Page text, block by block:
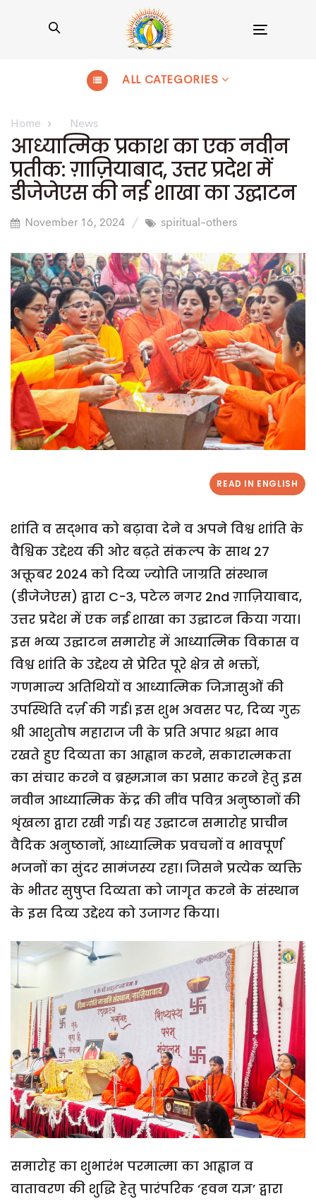
ALL CATEGORIES
Home News
आध्यात्मिक प्रकाश का एक नवीन
प्रतीक: ग़ाज़ियाबाद, उत्तर प्रदेश में
डीजेजेएस की नई शाखा का उद्घाटन
November 16, 2024 spiritual-others
READ IN ENGLISH
शांति व सद्भाव को बढ़ावा देने व अपने विश्व शांति के
वैश्विक उद्देश्य की ओर बढ़ते संकल्प के साथ 27
अक्तूबर 2024 को दिव्य ज्योति जाग्रति संस्थान
(डीजेजेएस) द्वारा C-3, पटेल नगर 2nd ग़ाज़ियाबाद,
उत्तर प्रदेश में एक नई शाखा का उद्घाटन किया गया।
इस भव्य उद्घाटन समारोह में आध्यात्मिक विकास व
विश्व शांति के उद्देश्य से प्रेरित पूरे क्षेत्र से भक्तों,
गणमान्य अतिथियों व आध्यात्मिक जिज्ञासुओं की
उपस्थिति दर्ज़ की गई। इस शुभ अवसर पर, दिव्य गुरु
श्री आशुतोष महाराज जी के प्रति अपार श्रद्धा भाव
रखते हुए दिव्यता का आह्वान करने, सकारात्मकता
का संचार करने व ब्रह्मज्ञान का प्रसार करने हेतु इस
नवीन आध्यात्मिक केंद्र की नींव पवित्र अनुष्ठानों की
शृंखला द्वारा रखी गई। यह उद्घाटन समारोह प्राचीन
वैदिक अनुष्ठानों, आध्यात्मिक प्रवचनों व भावपूर्ण
भजनों का सुंदर सामंजस्य रहा। जिसने प्रत्येक व्यक्ति
के भीतर सुषुप्त दिव्यता को जागृत करने के संस्थान
के इस दिव्य उद्देश्य को उजागर किया।
समारोह का शुभारंभ परमात्मा का आह्वान व
वातावरण की शुद्धि हेतु पारंपरिक ‘हवन यज्ञ’ द्वारा